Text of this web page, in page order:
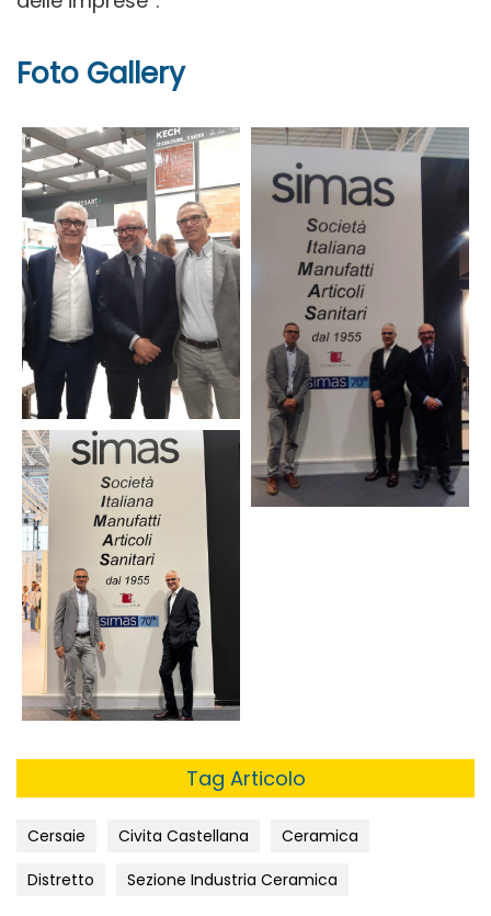
Foto Gallery
Tag Articolo
Cersaie Civita Castellana
Ceramica
Distretto
Sezione Industria Ceramica